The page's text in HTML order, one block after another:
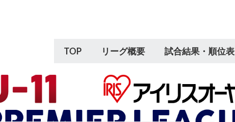
TOP リーグ概要 試合結果・順位表